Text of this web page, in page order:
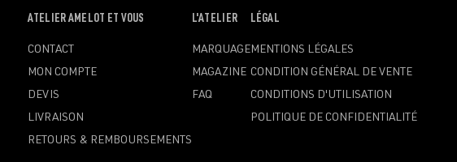
OUVRIR
MENU
ATELIER AMELOT ET VOUS
CONTACT
MON COMPTE
DEVIS
LIVRAISON
RETOURS & REMBOURSEMENTS
OUVRIR
MENU
L'ATELIER
MARQUAGE
MAGAZINE
FAQ
OUVRIR
MENU
LÉGAL
MENTIONS LÉGALES
CONDITION GÉNÉRAL DE VENTE
CONDITIONS D'UTILISATION
POLITIQUE DE CONFIDENTIALITÉ